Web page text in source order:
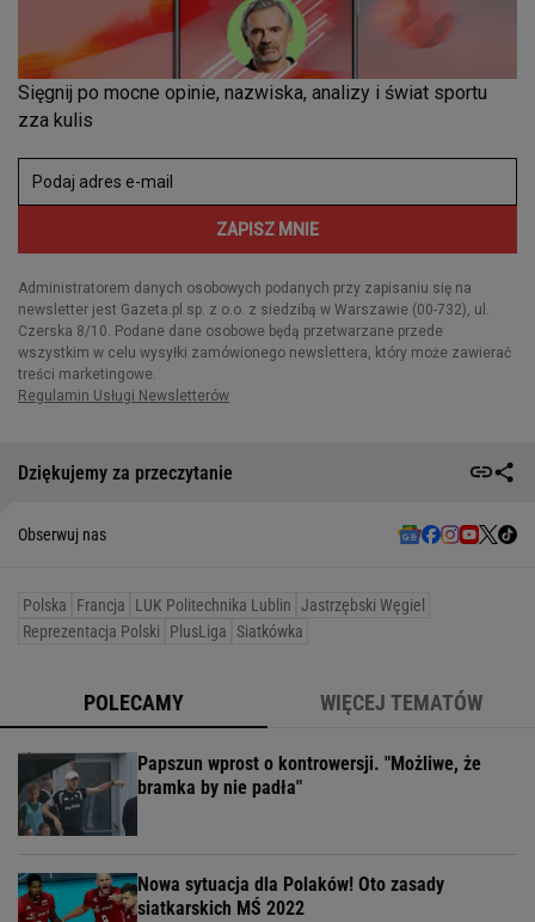
Dziękujemy za przeczytanie
Obserwuj nas
Polska Francja LUK Politechnika Lublin Jastrzębski Węgiel
Reprezentacja Polski
PlusLiga Siatkówka
POLECAMY WIĘCEJ TEMATÓW
Papszun wprost o kontrowersji. "Możliwe, że
bramka by nie padła"
Nowa sytuacja dla Polaków! Oto zasady
siatkarskich MŚ 2022